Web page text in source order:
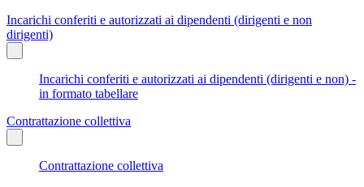
Incarichi conferiti e autorizzati ai dipendenti (dirigenti e non
dirigenti)
Incarichi conferiti e autorizzati ai dipendenti (dirigenti e non) -
in formato tabellare
Contrattazione collettiva
Contrattazione collettiva